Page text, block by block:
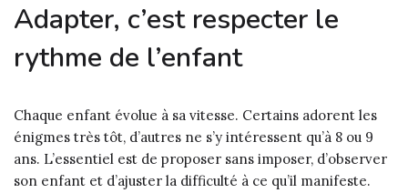
Adapter, c’est respecter le
rythme de l’enfant
Chaque enfant évolue à sa vitesse. Certains adorent les
énigmes très tôt, d’autres ne s’y intéressent qu’à 8 ou 9
ans. L’essentiel est de proposer sans imposer, d’observer
son enfant et d’ajuster la difficulté à ce qu’il manifeste.